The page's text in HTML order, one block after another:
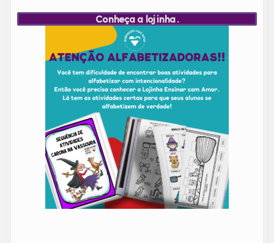
Conheça a lojinha.